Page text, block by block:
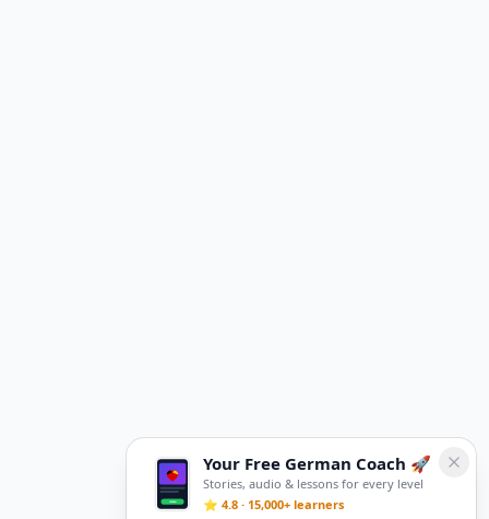
Your Free German Coach 🚀
Stories, audio & lessons for every level
⭐ 4.8 · 15,000+ learners